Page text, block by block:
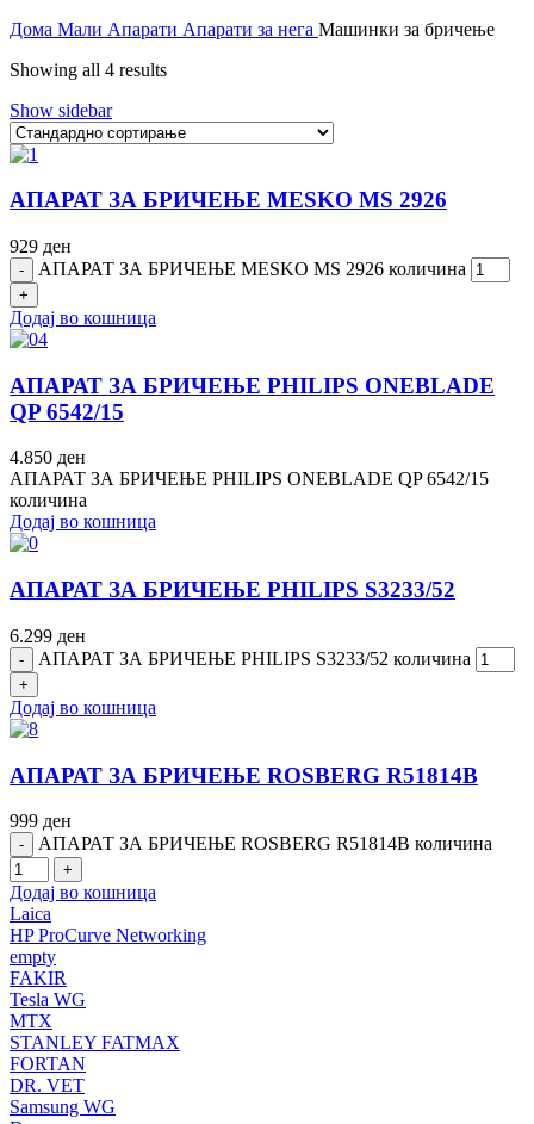
Дома Мали Апарати Апарати за нега Машинки за бричење
Showing all 4 results
Show sidebar
АПАРАТ ЗА БРИЧЕЊЕ MESKO MS 2926
929 ден
АПАРАТ ЗА БРИЧЕЊЕ MESKO MS 2926 количина
Додај во кошница
АПАРАТ ЗА БРИЧЕЊЕ PHILIPS ONEBLADE
QP 6542/15
4.850 ден
АПАРАТ ЗА БРИЧЕЊЕ PHILIPS ONEBLADE QP 6542/15
количина
Додај во кошница
АПАРАТ ЗА БРИЧЕЊЕ PHILIPS S3233/52
6.299 ден
АПАРАТ ЗА БРИЧЕЊЕ PHILIPS S3233/52 количина
Додај во кошница
АПАРАТ ЗА БРИЧЕЊЕ ROSBERG R51814B
999 ден
АПАРАТ ЗА БРИЧЕЊЕ ROSBERG R51814B количина
Додај во кошница
Laica
HP ProCurve Networking
empty
FAKIR
Tesla WG
MTX
STANLEY FATMAX
FORTAN
DR. VET
Samsung WG